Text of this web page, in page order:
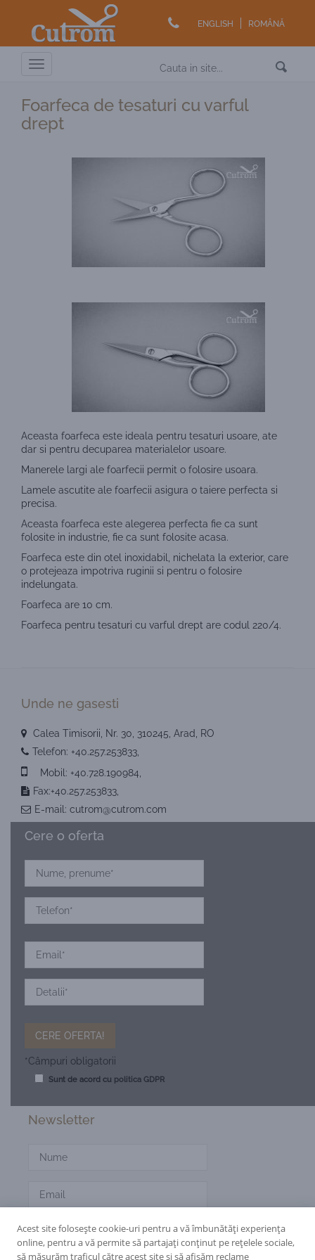
ENGLISH ROMÂNĂ
Toggle
Foarfeca de tesaturi cu varful
drept
Aceasta foarfeca este ideala pentru tesaturi usoare, ate
dar si pentru decuparea materialelor usoare.
Manerele largi ale foarfecii permit o folosire usoara.
Lamele ascutite ale foarfecii asigura o taiere perfecta si
precisa.
Aceasta foarfeca este alegerea perfecta fie ca sunt
folosite in industrie, fie ca sunt folosite acasa.
Foarfeca este din otel inoxidabil, nichelata la exterior, care
o protejeaza impotriva ruginii si pentru o folosire
indelungata.
Foarfeca are 10 cm.
Foarfeca pentru tesaturi cu varful drept are codul 220/4.
Unde ne gasesti
Calea Timisorii, Nr. 30, 310245, Arad, RO
Telefon: +40.257.253833
Mobil: +40.728.190984
Fax:+40.257.253833,
E-mail: cutrom@cutrom.com
Cere o oferta
*Câmpuri obligatorii
Sunt de acord cu politica GDPR
Newsletter
Acest site folosește cookie-uri pentru a vă îmbunătăți experiența
online, pentru a vă permite să partajați conținut pe rețelele sociale,
să măsurăm traficul către acest site și să afișăm reclame